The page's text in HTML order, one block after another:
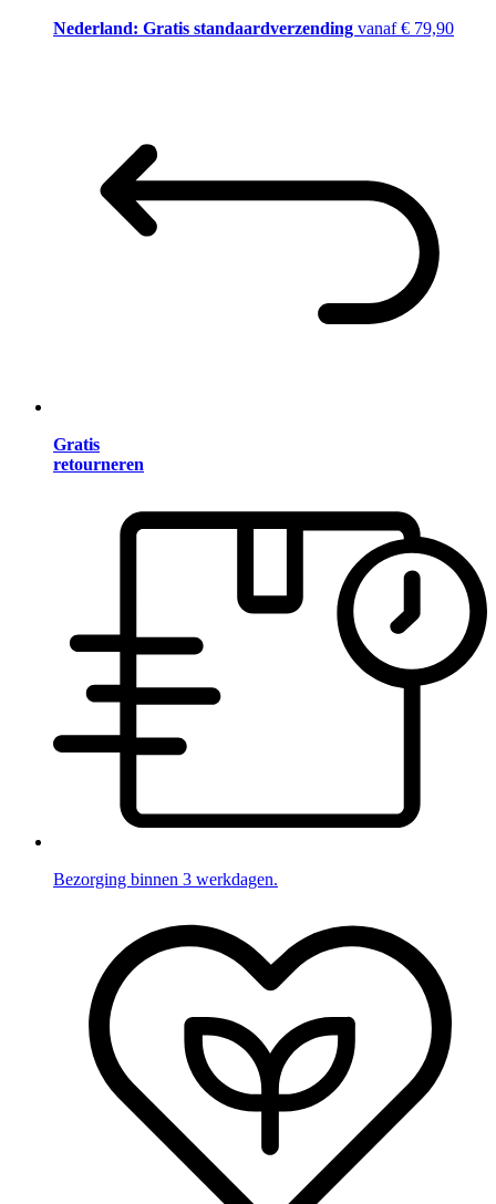
Nederland: Gratis standaardverzending vanaf € 79,90
Gratis
retourneren
Bezorging binnen 3 werkdagen.